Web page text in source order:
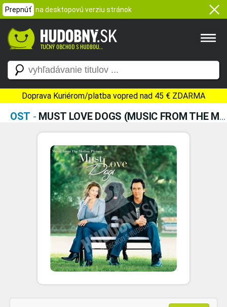
Prepnúť na desktopovú verziu stránok
Doprava Kuriérom/platba vopred nad 45 € ZDARMA
OST - MUST LOVE DOGS (MUSIC FROM THE MOTION PICTURE)